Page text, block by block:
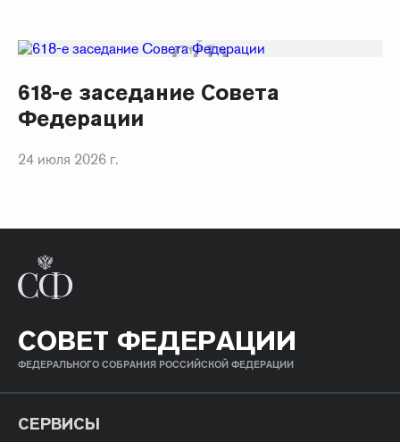
618-е заседание Совета
Федерации
24 июля 2026 г.
СОВЕТ ФЕДЕРАЦИИ
ФЕДЕРАЛЬНОГО СОБРАНИЯ РОССИЙСКОЙ ФЕДЕРАЦИИ
СЕРВИСЫ